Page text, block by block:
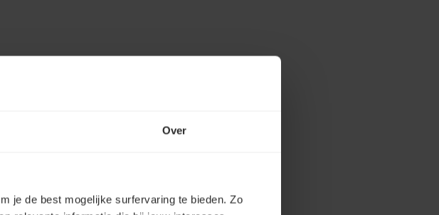
Over
je de best mogelijke surfervaring te bieden. Zo
van de